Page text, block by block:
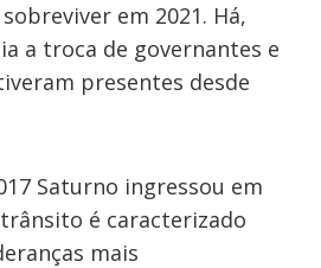
em 2021. Há,
a troca de governantes e
presentes desde
Saturno ingressou em
é caracterizado
mais